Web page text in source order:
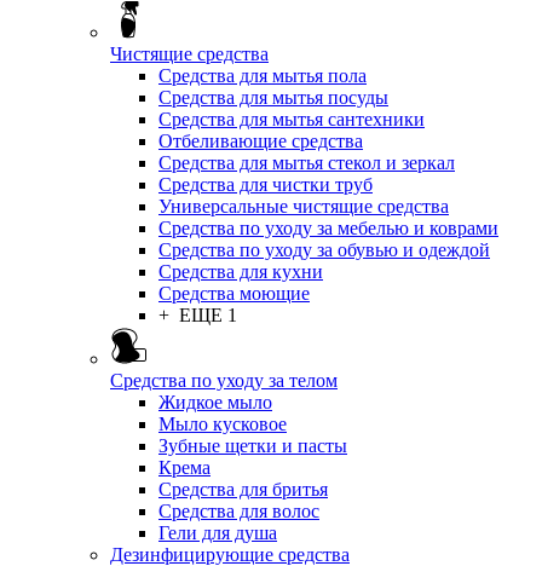
Чистящие средства
Средства для мытья пола
Средства для мытья посуды
Средства для мытья сантехники
Отбеливающие средства
Средства для мытья стекол и зеркал
Средства для чистки труб
Универсальные чистящие средства
Средства по уходу за мебелью и коврами
Средства по уходу за обувью и одеждой
Средства для кухни
Средства моющие
+ ЕЩЕ 1
Средства по уходу за телом
Жидкое мыло
Мыло кусковое
Зубные щетки и пасты
Крема
Средства для бритья
Средства для волос
Гели для душа
Дезинфицирующие средства